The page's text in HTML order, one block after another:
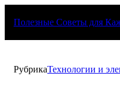
Полезные Советы для
РубрикаТехнологии и